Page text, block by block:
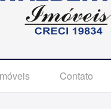
Contato